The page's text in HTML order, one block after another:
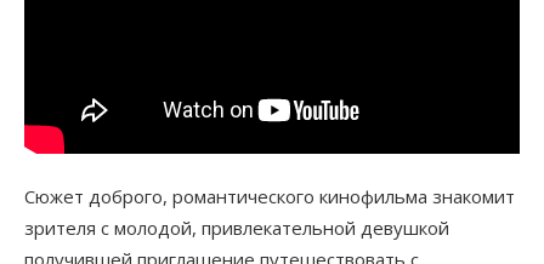
Сюжет доброго, романтического кинофильма знакомит
зрителя с молодой, привлекательной девушкой